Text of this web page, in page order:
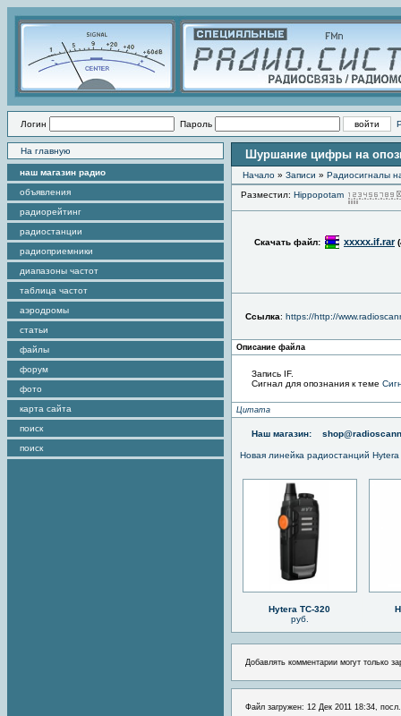
Логин Пароль
На главную
наш магазин радио
объявления
радиорейтинг
радиостанции
радиоприемники
диапазоны частот
таблица частот
аэродромы
статьи
файлы
форум
фото
карта сайта
поиск
поиск
Шуршание цифры на
Начало » Записи » Радиоcигналы
Разместил: Hippopotam
Скачать файл: xxxxx.if.rar
Ссылка: https://http://
Описание файла
Запись IF.
Сигнал для опознания к теме
Цитата
Наш магазин:
Новая линейка радиостанций
Hytera TC-320
руб.
Добавлять комментарии могут только
Файл загружен: 12 Дек 2011 18:34,